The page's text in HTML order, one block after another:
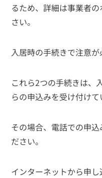
るため、詳細は事業者
さい。
入居時の手続きで注意
これら2つの手続きは、
らの申込みを受け付けて
その場合、電話での申
ださい。
インターネットから申